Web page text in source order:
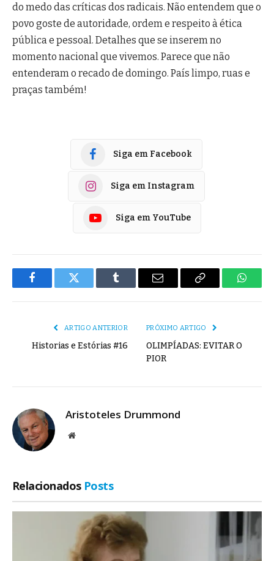
do medo das críticas dos radicais. Não entendem que o
povo goste de autoridade, ordem e respeito à ética
pública e pessoal. Detalhes que se inserem no
momento nacional que vivemos. Parece que não
entenderam o recado de domingo. País limpo, ruas e
praças também!
Siga em Facebook
Siga em Instagram
Siga em YouTube
FacebookTwitter Tumblr
E-
Copiar
ARTIGO ANTERIOR
Historias e Estórias #16
PRÓXIMO ARTIGO
OLIMPÍADAS: EVITAR O
PIOR
Aristoteles Drummond
Site
Relacionados Posts